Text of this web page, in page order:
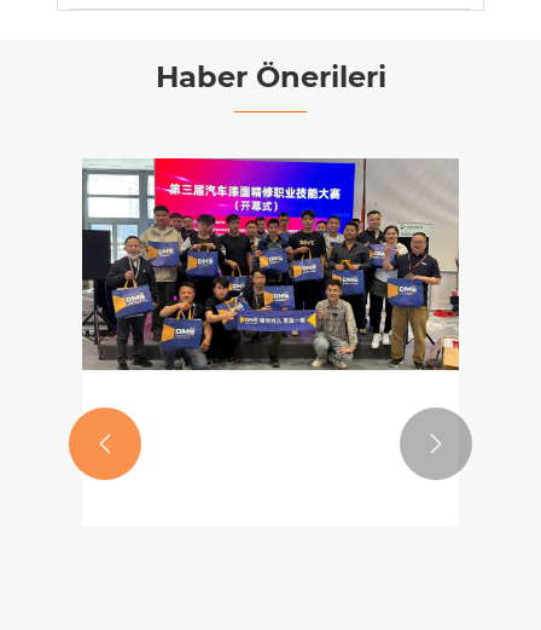
Haber Önerileri
DMS, AMR2026 Pekin Oto
Bakım ve Onarım Fuarı'nda
Yüksek Verimli Parlatma
Daha fazla göster >>
 